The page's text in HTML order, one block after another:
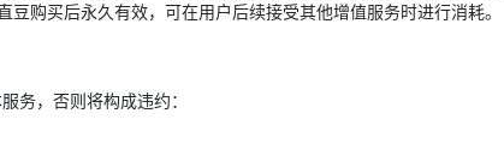
购买后永久有效，可在用户后续接受其他增值服务时进行消耗。
务，否则将构成违约：